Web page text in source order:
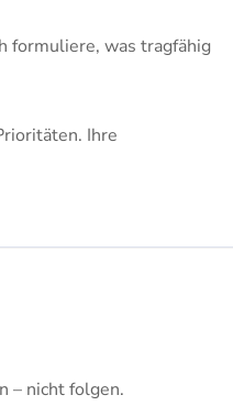
formuliere, was tragfähig
Ihre
– nicht folgen.